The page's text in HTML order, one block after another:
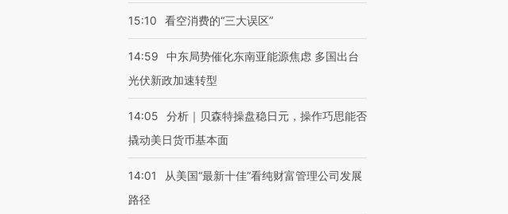
15:10 看空消费的“三大误区”
14:59
中东局势催化东南亚能源焦虑 多国出台
光伏新政加速转型
14:05
分析｜贝森特操盘稳日元，操作巧思能否
撬动美日货币基本面
14:01
从美国“最新十佳”看纯财富管理公司发展
路径